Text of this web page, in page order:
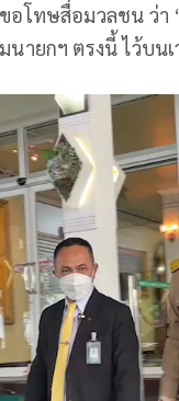
อโทษสื่อมวลชน ว่
ายกฯ ตรงนี้ ไว้บน